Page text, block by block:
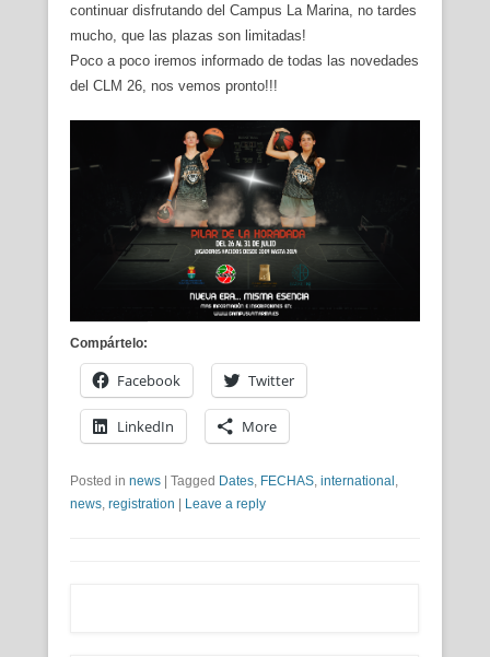
continuar disfrutando del Campus La Marina, no tardes
mucho, que las plazas son limitadas!
Poco a poco iremos informado de todas las novedades
del CLM 26, nos vemos pronto!!!
Compártelo:
Facebook Twitter
LinkedIn More
Posted in news Tagged Dates, FECHAS, international ,
news, registration Leave a reply